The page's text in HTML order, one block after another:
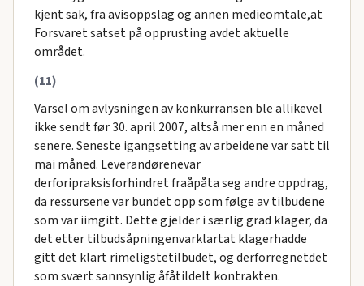
kjent sak, fra avisoppslag og annen medieomtale,at
Forsvaret satset på opprusting avdet aktuelle
området.
(11)
Varsel om avlysningen av konkurransen ble allikevel
ikke sendt før 30. april 2007, altså mer enn en måned
senere. Seneste igangsetting av arbeidene var satt til
mai måned. Leverandørenevar
derforipraksisforhindret fraåpåta seg andre oppdrag,
da ressursene var bundet opp som følge av tilbudene
som var iimgitt. Dette gjelder i særlig grad klager, da
det etter tilbudsåpningenvarklartat klagerhadde
gitt det klart rimeligstetilbudet, og derforregnetdet
som svært sannsynlig åfåtildelt kontrakten.